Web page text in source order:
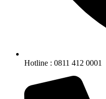
Hotline : 0811 412 0001